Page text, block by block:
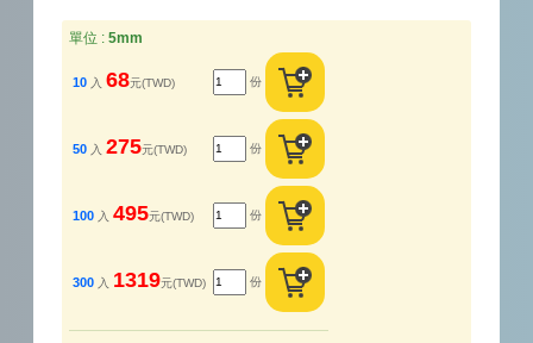
單位 : 5mm
10 入 68元(TWD) 份
50 入 275元(TWD) 份
100 入 495元(TWD) 份
300 入 1319元(TWD) 份